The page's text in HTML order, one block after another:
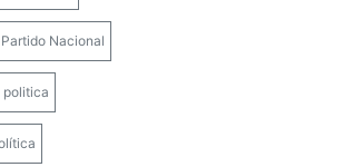
Partido Nacional
politica